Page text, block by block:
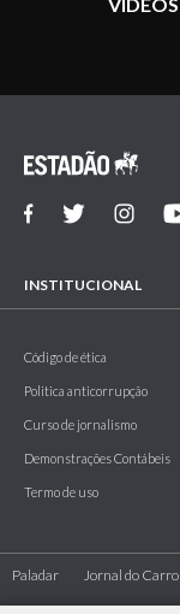
INSTITUCIONAL
Código de ética
Politica anticorrupção
Curso de jornalismo
Demonstrações Contábeis
Termo de uso
Paladar Jornal do Carro